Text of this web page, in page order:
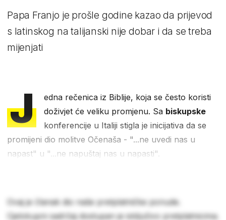
Papa Franjo je prošle godine kazao da prijevod
s latinskog na talijanski nije dobar i da se treba
mijenjati
J
edna rečenica iz Biblije, koja se često koristi
doživjet će veliku promjenu. Sa biskupske
konferencije u Italiji stigla je inicijativa da se
promijeni dio molitve Očenaša - "...ne uvedi nas u
napast" u "...ne napuštaj nas u napasti".
Ovaj je članak dio naše pretplatničke ponude.
Cjelokupni sadržaj dostupan je isključivo pretplatnicima.